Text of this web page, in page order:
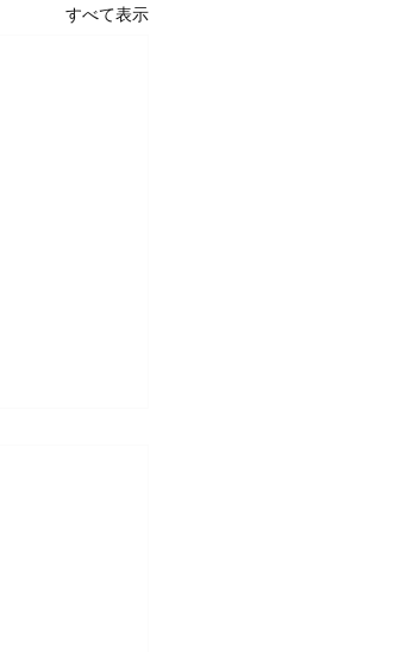
すべて表示